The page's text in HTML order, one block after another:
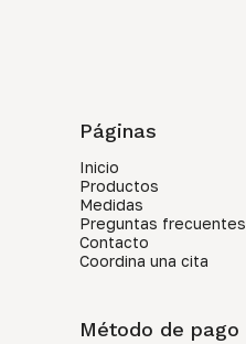
Páginas
Inicio
Productos
Medidas
Preguntas frecuentes
Contacto
Coordina una cita
Método de pago